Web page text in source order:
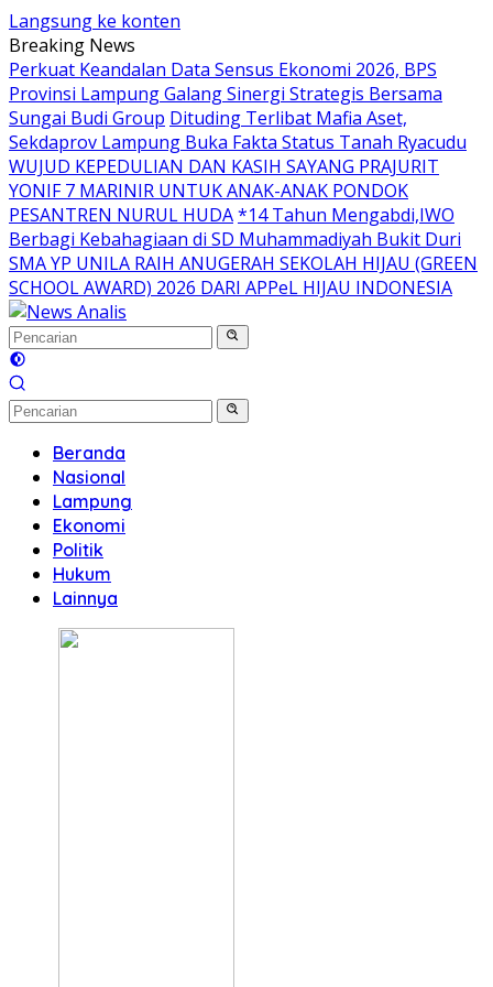
Langsung ke konten
Breaking News
Perkuat Keandalan Data Sensus Ekonomi 2026, BPS
Provinsi Lampung Galang Sinergi Strategis Bersama
Sungai Budi Group Dituding Terlibat Mafia Aset,
Sekdaprov Lampung Buka Fakta Status Tanah Ryacudu
WUJUD KEPEDULIAN DAN KASIH SAYANG PRAJURIT
YONIF 7 MARINIR UNTUK ANAK-ANAK PONDOK
PESANTREN NURUL HUDA*14 Tahun Mengabdi,IWO
Berbagi Kebahagiaan di SD Muhammadiyah Bukit Duri
SMA YP UNILA RAIH ANUGERAH SEKOLAH HIJAU (GREEN
SCHOOL AWARD) 2026 DARI APPeL HIJAU INDONESIA
Beranda
Nasional
Lampung
Ekonomi
Politik
Hukum
Lainnya